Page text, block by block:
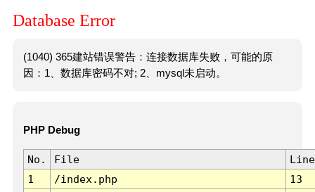
Database Error
(1040) 365建站错误警告：连接数据库失败，可能的原
因：1、数据库密码不对; 2、mysql未启动。
PHP Debug
No. File
Line
1
/index.php 13